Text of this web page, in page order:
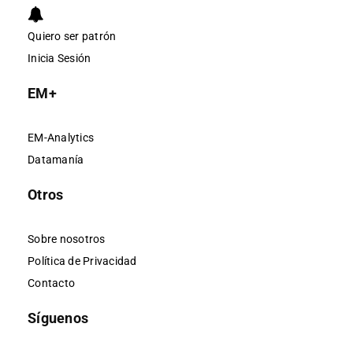
Quiero ser patrón
Inicia Sesión
EM+
EM-Analytics
Datamanía
Otros
Sobre nosotros
Política de Privacidad
Contacto
Síguenos